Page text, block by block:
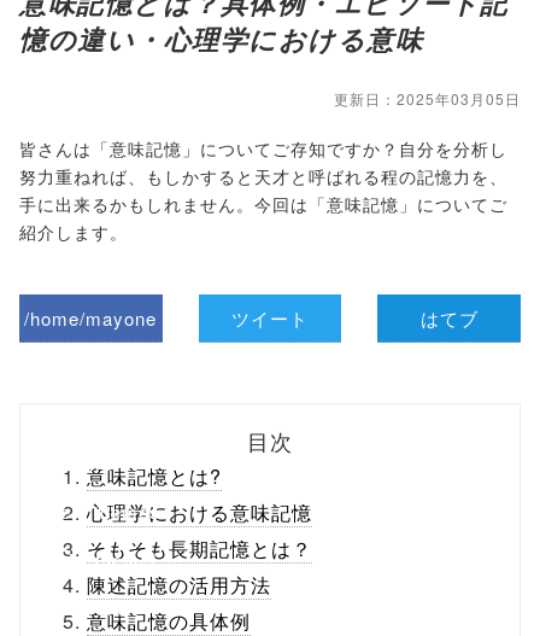
憶の違い・心理学における意味
更新日：2025年03月05日
皆さんは「意味記憶」についてご存知ですか？自分を分析し
努力重ねれば、もしかすると天才と呼ばれる程の記憶力を、
手に出来るかもしれません。今回は「意味記憶」についてご
紹介します。
/home/mayone
ml/wp-
content/themes
/tapbiz_theme/
parts/sns-
ツイート はてブ
目次
意味記憶とは?
心理学における意味記憶
そもそも長期記憶とは？
陳述記憶の活用方法
意味記憶の具体例